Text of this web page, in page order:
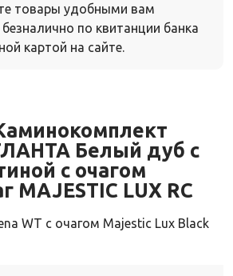
товары удобными вам
по квитанции банка
картой на сайте.
Белый дуб с
с очагом
MAJESTIC LUX RC
WT с очагом Majestic Lux Black